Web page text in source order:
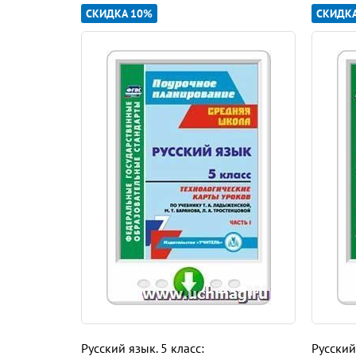
Фаза совместного проектирования и
Уроки1–2. Роль языка в жизни общества. Язык
3. Стили речи 9
4–5. Орфограмма. Части слова 13
6–7. Безударные гласные в корне слова
8–9. Правописание проверяемых
10. Буквыи, у, апосле шипящих 25
11–12. Правописание гласных в
13. Разделительные
Урок14. Диктант 38
Урок15. Анализ диктанта. Работа над
СКИДКА 10%
Русский язык. 5 класс: